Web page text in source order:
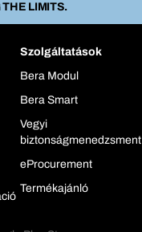
THE LIMITS.
Szolgáltatások
Bera Modul
Bera Smart
Vegyi
biztonságmenedzsment
eProcurement
Termékajánló